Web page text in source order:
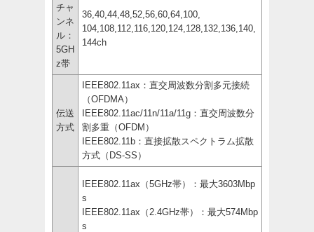
チャ
ンネ
ル：
5GH
z帯
36,40,44,48,52,56,60,64,100,
104,108,112,116,120,124,128,132,136,140,
144ch
伝送
方式
IEEE802.11ax：直交周波数分割多元接続
（OFDMA）
IEEE802.11ac/11n/11a/11g：直交周波数分
割多重（OFDM）
IEEE802.11b：直接拡散スペクトラム拡散
方式（DS-SS）
IEEE802.11ax（5GHz帯）：最大3603Mbp
s
IEEE802.11ax（2.4GHz帯）：最大574Mbp
s